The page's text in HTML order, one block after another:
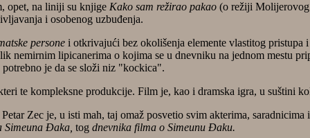
opet, na liniji su knjige Kako sam režirao pakao (o režiji
i osobenog uzbuđenja.
persone i otkrivajući bez okolišenja elemente vlastitog
nemirnim lipicanerima o kojima se u dnevniku na jednom mestu
je da se složi niz "kockica".
te kompleksne produkcije. Film je, kao i dramska igra, u suštini
Zec je, u isti mah, taj omaž posvetio svim akterima,
Simeuna Đaka, tog dnevnika filma o Simeunu Đaku.